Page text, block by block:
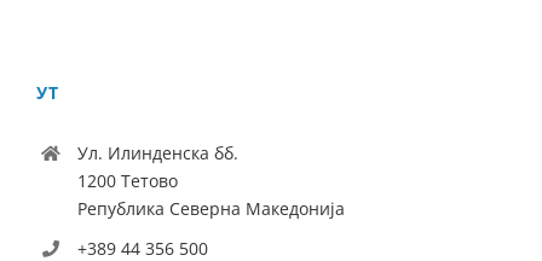
УТ
Ул. Илинденска бб.
1200 Тетово
Република Северна Македонија
+389 44 356 500